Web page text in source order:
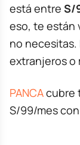
está entre S/
eso, te están
no necesitas.
extranjeros o
PANCAcubre
S/99/mes